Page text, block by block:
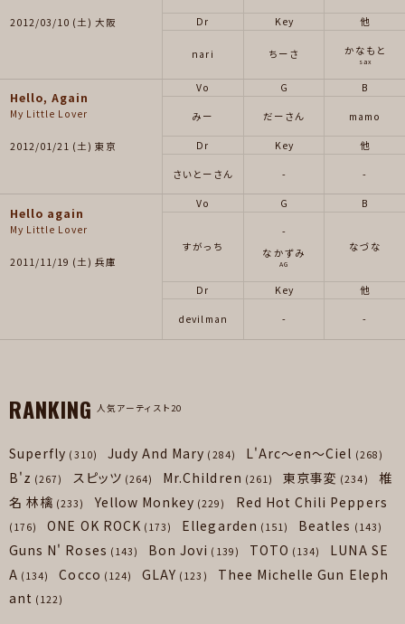
2012/03/10 (土) 大阪 Dr
nari
Key
ちーさ
他
かなもと
sax
Hello, Again
My Little Lover
2012/01/21 (土) 東京
Vo
みー
G
だーさん
B
mamo
Dr
さいとーさん
Key
-
他
-
Hello again
My Little Lover
2011/11/19 (土) 兵庫
Vo
すがっち
G
-
なかずみ
AG
B
なづな
Dr
devilman
Key
-
他
-
RANKING 人気アーティスト20
Superfly (310) Judy And Mary (284) L'Arc～en～Ciel (268)
B'z (267) スピッツ (264) Mr.Children (261) 東京事変 (234)
椎
名 林檎 (233) Yellow Monkey (229) Red Hot Chili Peppers
(176) ONE OK ROCK (173) Ellegarden (151) Beatles (143)
Guns N' Roses (143) Bon Jovi (139) TOTO (134)
LUNA SE
A (134) Cocco (124) GLAY (123)
Thee Michelle Gun Eleph
ant (122)